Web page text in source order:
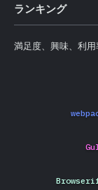
ランキング
満足度、興味、利用